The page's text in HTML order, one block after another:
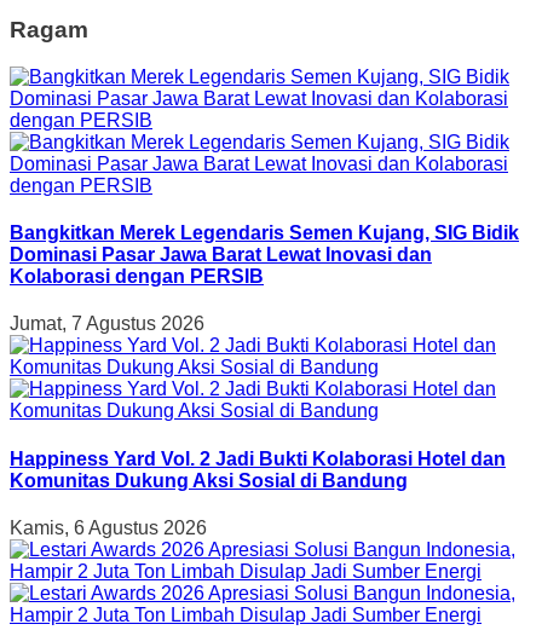
Ragam
Bangkitkan Merek Legendaris Semen Kujang, SIG Bidik
Dominasi Pasar Jawa Barat Lewat Inovasi dan
Kolaborasi dengan PERSIB
Jumat, 7 Agustus 2026
Happiness Yard Vol. 2 Jadi Bukti Kolaborasi Hotel dan
Komunitas Dukung Aksi Sosial di Bandung
Kamis, 6 Agustus 2026